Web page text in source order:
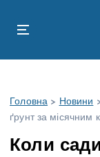
Головна > Новини
ґрунт за місячним
Коли